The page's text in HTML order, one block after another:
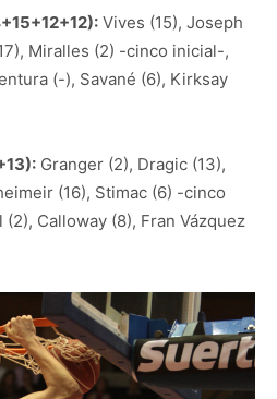
Vives (15), Joseph
Miralles (2) -cinco inicial-,
(-), Savané (6), Kirksay
Granger (2), Dragic (13),
(16), Stimac (6) -cinco
Calloway (8), Fran Vázquez